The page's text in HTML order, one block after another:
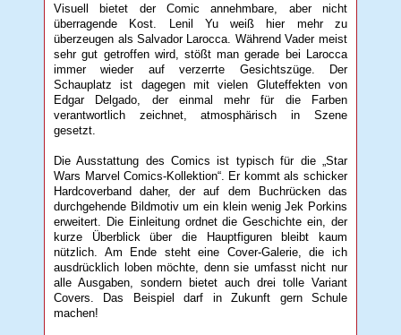
Visuell bietet der Comic annehmbare, aber nicht
überragende Kost. Lenil Yu weiß hier mehr zu
überzeugen als Salvador Larocca. Während Vader meist
sehr gut getroffen wird, stößt man gerade bei Larocca
immer wieder auf verzerrte Gesichtszüge. Der
Schauplatz ist dagegen mit vielen Gluteffekten von
Edgar Delgado, der einmal mehr für die Farben
verantwortlich zeichnet, atmosphärisch in Szene
gesetzt.
Die Ausstattung des Comics ist typisch für die „Star
Wars Marvel Comics-Kollektion“. Er kommt als schicker
Hardcoverband daher, der auf dem Buchrücken das
durchgehende Bildmotiv um ein klein wenig Jek Porkins
erweitert. Die Einleitung ordnet die Geschichte ein, der
kurze Überblick über die Hauptfiguren bleibt kaum
nützlich. Am Ende steht eine Cover-Galerie, die ich
ausdrücklich loben möchte, denn sie umfasst nicht nur
alle Ausgaben, sondern bietet auch drei tolle Variant
Covers. Das Beispiel darf in Zukunft gern Schule
machen!